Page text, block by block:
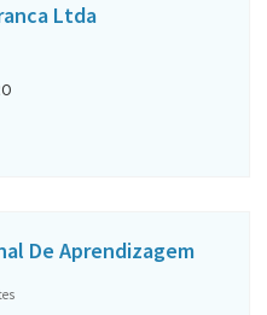
Ltda
De Aprendizagem